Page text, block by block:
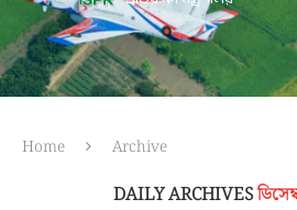
Home Archive
DAILY ARCHIVES